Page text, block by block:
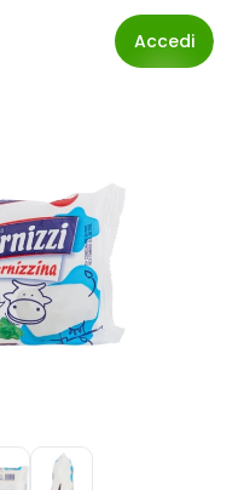
Accedi